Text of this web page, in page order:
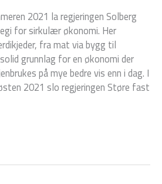
2021 la regjeringen Solberg
for sirkulær økonomi. Her
fra mat via bygg til
grunnlag for en økonomi der
på mye bedre vis enn i dag. I
2021 slo regjeringen Støre fast